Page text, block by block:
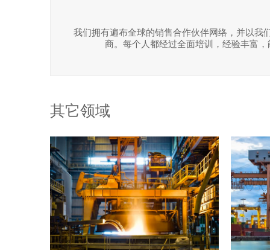
我们拥有遍布全球的销售合作伙伴网络，并以我
商。每个人都经过全面培训，经验丰富
其它领域